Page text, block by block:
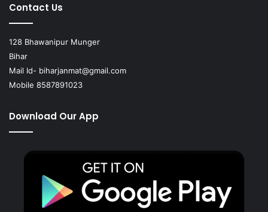
Contact Us
128 Bhawanipur Munger
Bihar
Mail Id- biharjanmat@gmail.com
Mobile 8587891023
Download Our App